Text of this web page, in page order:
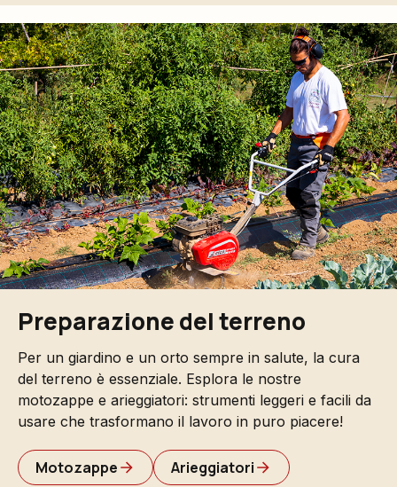
Preparazione del terreno
Per un giardino e un orto sempre in salute, la cura
del terreno è essenziale. Esplora le nostre
motozappe e arieggiatori: strumenti leggeri e facili da
usare che trasformano il lavoro in puro piacere!
Motozappe Arieggiatori